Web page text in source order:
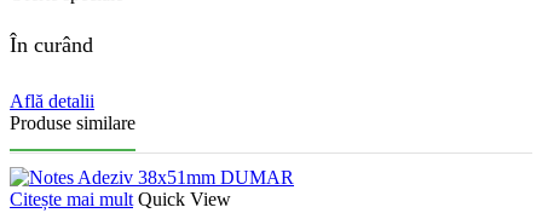
În curând
Află detalii
Produse similare
Citește mai mult Quick View